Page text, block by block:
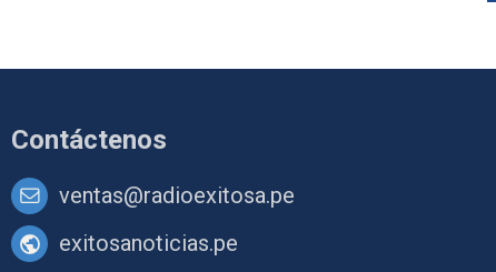
Contáctenos
ventas@radioexitosa.pe
exitosanoticias.pe